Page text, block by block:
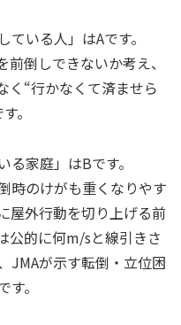
ている人」はAです。
倒しできないか考え、
く“行かなくて済ませら
。
る家庭」はBです。
時のけがも重くなりやす
屋外行動を切り上げる前
公的に何m/sと線引きさ
JMAが示す転倒・立位困
。